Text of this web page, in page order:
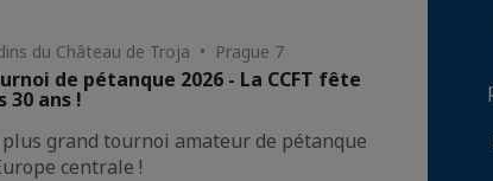
du Château de Troja • Prague 7
de pétanque 2026 - La CCFT fête
30 ans !
plus grand tournoi amateur de pétanque
centrale !